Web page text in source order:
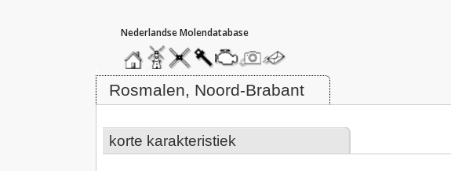
hoofdmenu
homemolendatabase
roedendatabase
assendatabase
motorendatabase
stuur
een
foto
stuur
een
bericht
Molen Standerdmolen van Rosmalen, Rosmalen
Rosmalen, Noord-Brabant
korte karakteristiek